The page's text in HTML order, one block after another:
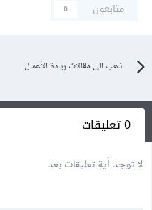
متابعون 0
اذهب الى مقالات ريادة الأعمال
0 تعليقات
لا توجد أية تعليقات بعد